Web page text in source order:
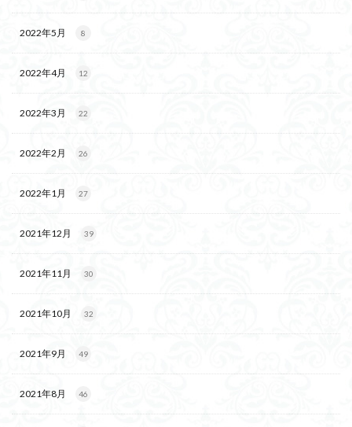
2022年5月 8
2022年4月 12
2022年3月 22
2022年2月 26
2022年1月 27
2021年12月 39
2021年11月 30
2021年10月 32
2021年9月 49
2021年8月 46